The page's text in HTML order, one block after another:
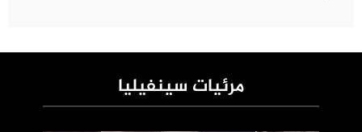
مرئيات سينفيليا